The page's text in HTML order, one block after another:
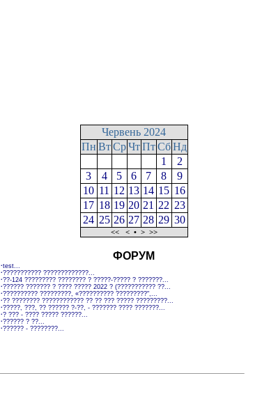
Червень 2024
Пн Вт Ср Чт Пт Сб Нд
1
2
3
4 5 6 7 8
9
10 11 12 13 14 15 16
17 18 19 20 21 22 23
24 25 26 27 28 29 30
<< < • > >>
ФОРУМ
·test...
·??????????? ?????????????...
·??-124 ????????? ???????? ? ?????-????? ? ???????...
·?????? ??????? ? ???? ????? 2022 ? (??????????? ??...
·?????????? ?????????, «?????????? ?????????",...
·?? ???????? ???????????? ?? ?? ??? ????? ?????????...
·?????, ???, ?? ?????? ?-??, - ??????? ???? ???????...
·? ??? - ???? ????? ??????...
·?????? ? ??...
·?????? - ????????...